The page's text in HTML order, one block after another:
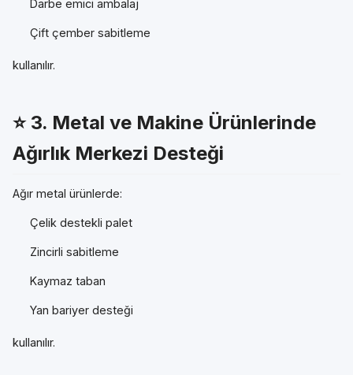
Darbe emici ambalaj
Çift çember sabitleme
kullanılır.
⭐ 3. Metal ve Makine Ürünlerinde
Ağırlık Merkezi Desteği
Ağır metal ürünlerde:
Çelik destekli palet
Zincirli sabitleme
Kaymaz taban
Yan bariyer desteği
kullanılır.